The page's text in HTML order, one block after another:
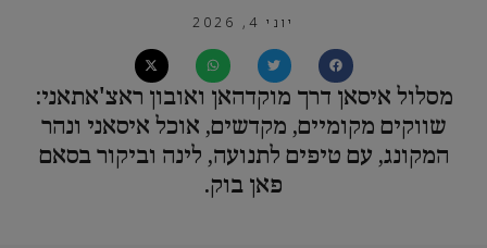
יוני 4, 2026
מסלול איסאן דרך מוקדהאן ואובון ראצ'אתאני:
שווקים מקומיים, מקדשים, אוכל איסאני ונהר
המקונג, עם טיפים לתנועה, לינה וביקור בסאם
פאן בוק.